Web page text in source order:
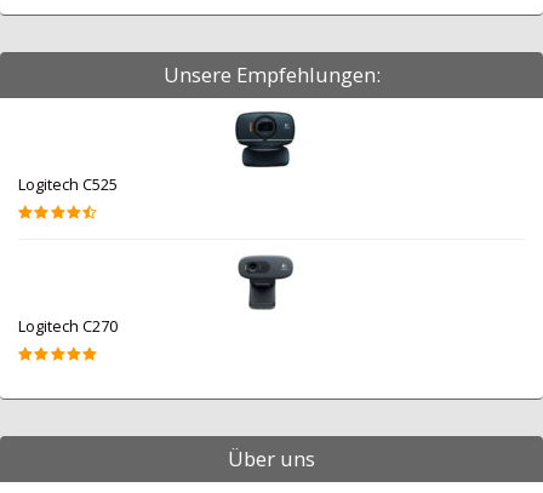
Unsere Empfehlungen:
Logitech C525
Logitech C270
Über uns